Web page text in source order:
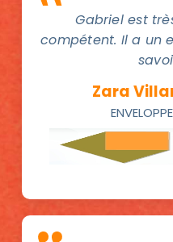
Gabriel est
compétent. Il a un
Zara